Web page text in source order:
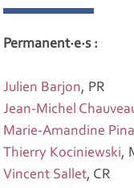
Permanent·e·s :
Julien Barjon, PR
Jean-Michel
Marie-Amandine
Thierry Kociniewski,
Vincent Sallet, CR